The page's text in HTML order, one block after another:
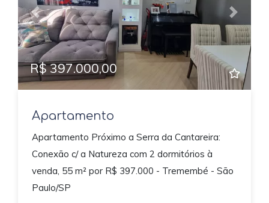
Previous Next
R$ 397.000,00
Apartamento
Apartamento Próximo a Serra da Cantareira:
Conexão c/ a Natureza com 2 dormitórios à
venda, 55 m² por R$ 397.000 - Tremembé - São
Paulo/SP